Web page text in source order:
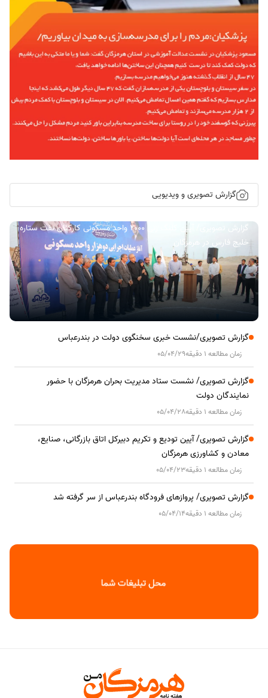
گزارش تصویری و ویدیویی
گزارش تصویری/ آیین کلنگ زنی ۲۰۰۰ واحد مسکونی کارکنان نفت ستاره
خلیج فارس در هرمزگان
گزارش تصویری/نشست خبری سخنگوی دولت در بندرعباس
زمان مطالعه 1 دقیقه 05/04/29
گزارش تصویری/ نشست ستاد مدیریت بحران هرمزگان با حضور
نمایندگان دولت
زمان مطالعه 1 دقیقه 05/04/28
گزارش تصویری/ آیین تودیع و تکریم دبیرکل اتاق بازرگانی، صنایع،
معادن و کشاورزی هرمزگان
زمان مطالعه 1 دقیقه 05/04/23
گزارش تصویری/ پروازهای فرودگاه بندرعباس از سر گرفته شد
زمان مطالعه 1 دقیقه 05/04/14